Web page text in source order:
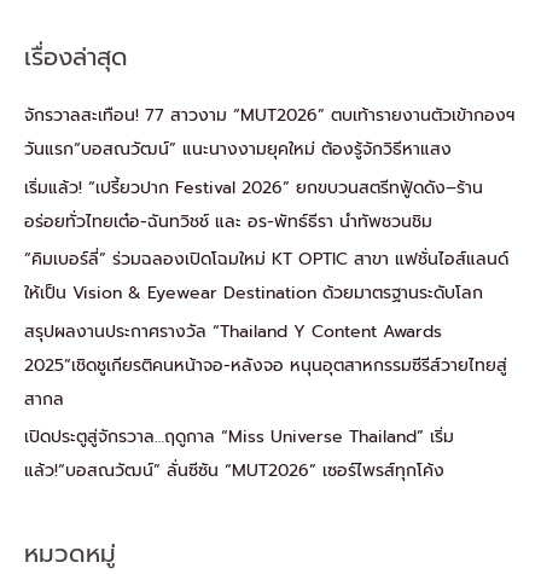
เรื่องล่าสุด
จักรวาลสะเทือน! 77 สาวงาม “MUT2026” ตบเท้ารายงานตัวเข้ากองฯ
วันแรก“บอสณวัฒน์” แนะนางงามยุคใหม่ ต้องรู้จักวิธีหาแสง
เริ่มแล้ว! “เปรี้ยวปาก Festival 2026” ยกขบวนสตรีทฟู้ดดัง–ร้าน
อร่อยทั่วไทยเต๋อ-ฉันทวิชช์ และ อร-พัทธ์ธีรา นำทัพชวนชิม
“คิมเบอร์ลี่” ร่วมฉลองเปิดโฉมใหม่ KT OPTIC สาขา แฟชั่นไอส์แลนด์
ให้เป็น Vision & Eyewear Destination ด้วยมาตรฐานระดับโลก
สรุปผลงานประกาศรางวัล “Thailand Y Content Awards
2025”เชิดชูเกียรติคนหน้าจอ-หลังจอ หนุนอุตสาหกรรมซีรีส์วายไทยสู่
สากล
เปิดประตูสู่จักรวาล…ฤดูกาล “Miss Universe Thailand” เริ่ม
แล้ว!“บอสณวัฒน์” ลั่นซีซัน “MUT2026” เซอร์ไพรส์ทุกโค้ง
หมวดหมู่